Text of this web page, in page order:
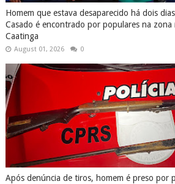
Homem que estava desaparecido há dois
Casado é encontrado por populares na zona
Caatinga
August 01, 2026 0
Após denúncia de tiros, homem é preso por